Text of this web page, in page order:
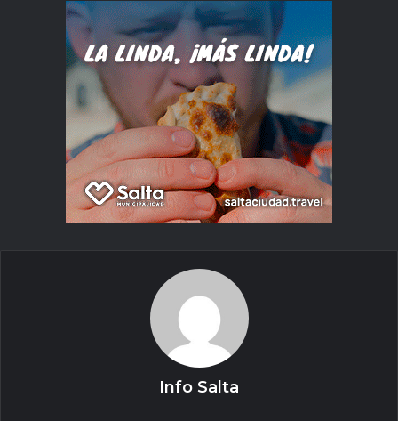
Info Salta